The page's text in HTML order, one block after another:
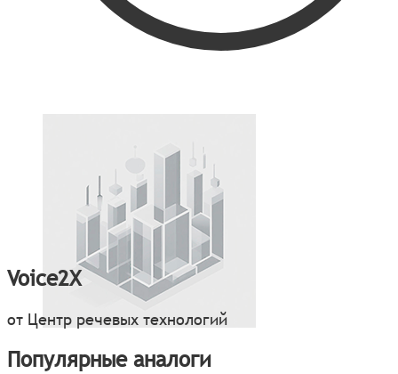
Voice2X
от Центр речевых технологий
Популярные аналоги